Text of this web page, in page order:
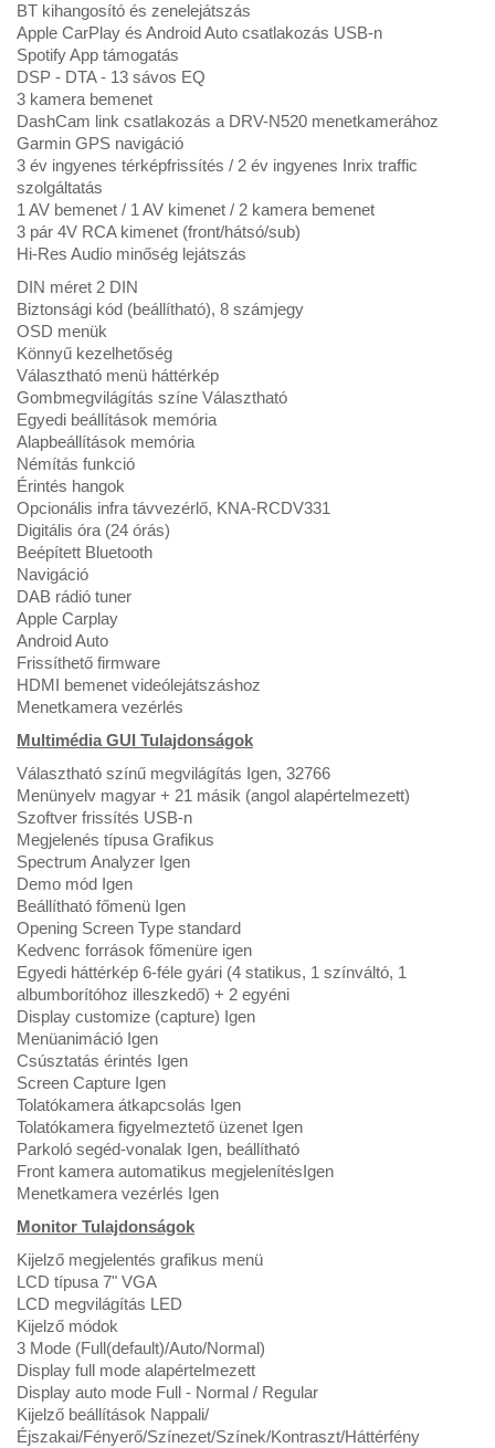
BT kihangosító és zenelejátszás
Apple CarPlay és Android Auto csatlakozás USB-n
Spotify App támogatás
DSP - DTA - 13 sávos EQ
3 kamera bemenet
DashCam link csatlakozás a DRV-N520 menetkamerához
Garmin GPS navigáció
3 év ingyenes térképfrissítés / 2 év ingyenes Inrix traffic
szolgáltatás
1 AV bemenet / 1 AV kimenet / 2 kamera bemenet
3 pár 4V RCA kimenet (front/hátsó/sub)
Hi-Res Audio minőség lejátszás
DIN méret 2 DIN
Biztonsági kód (beállítható), 8 számjegy
OSD menük
Könnyű kezelhetőség
Választható menü háttérkép
Gombmegvilágítás színe Választható
Egyedi beállítások memória
Alapbeállítások memória
Némítás funkció
Érintés hangok
Opcionális infra távvezérlő, KNA-RCDV331
Digitális óra (24 órás)
Beépített Bluetooth
Navigáció
DAB rádió tuner
Apple Carplay
Android Auto
Frissíthető firmware
HDMI bemenet videólejátszáshoz
Menetkamera vezérlés
Multimédia GUI Tulajdonságok
Választható színű megvilágítás Igen, 32766
Menünyelv magyar + 21 másik (angol alapértelmezett)
Szoftver frissítés USB-n
Megjelenés típusa Grafikus
Spectrum Analyzer Igen
Demo mód Igen
Beállítható főmenü Igen
Opening Screen Type standard
Kedvenc források főmenüre igen
Egyedi háttérkép 6-féle gyári (4 statikus, 1 színváltó, 1
albumborítóhoz illeszkedő) + 2 egyéni
Display customize (capture) Igen
Menüanimáció Igen
Csúsztatás érintés Igen
Screen Capture Igen
Tolatókamera átkapcsolás Igen
Tolatókamera figyelmeztető üzenet Igen
Parkoló segéd-vonalak Igen, beállítható
Front kamera automatikus megjelenítésIgen
Menetkamera vezérlés Igen
Monitor Tulajdonságok
Kijelző megjelentés grafikus menü
LCD típusa 7" VGA
LCD megvilágítás LED
Kijelző módok
3 Mode (Full(default)/Auto/Normal)
Display full mode alapértelmezett
Display auto mode Full - Normal / Regular
Kijelző beállítások Nappali/
Éjszakai/Fényerő/Színezet/Színek/Kontraszt/Háttérfény